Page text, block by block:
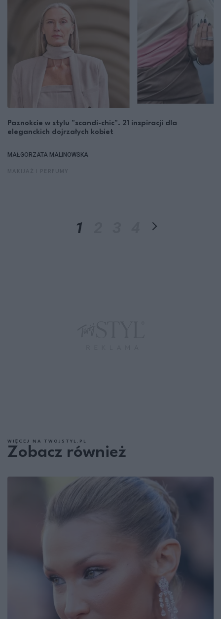
Paznokcie w stylu "scandi-chic". 21 inspiracji dla
eleganckich dojrzałych kobiet
MAŁGORZATA MALINOWSKA
1
WIĘCEJ NA TWOJSTYL.PL
Zobacz również